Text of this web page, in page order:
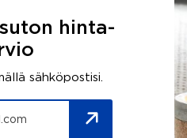
hinta-
sähköpostisi.